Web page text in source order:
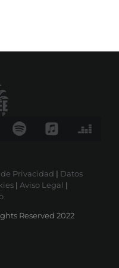
Privacidad | Datos
| Aviso Legal |
Reserved 2022